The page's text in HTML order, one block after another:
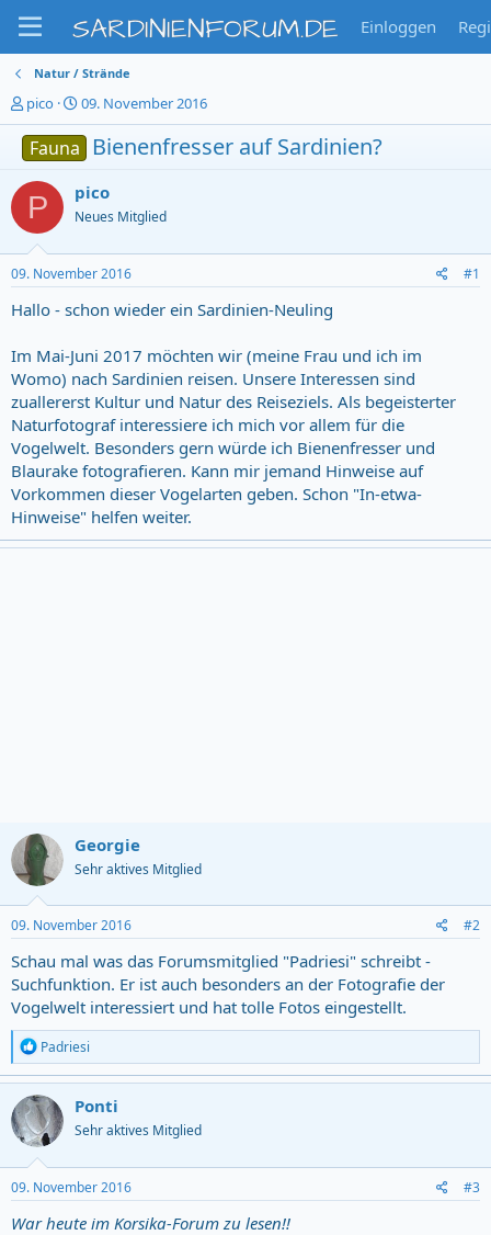
SARDINIENFORUM.DE Einloggen
Natur / Strände
T
h
e
m
e
n
s
a
r
e
pico
S
t
a
r
d
a
u
m
09. November 2016
Fauna Bienenfresser auf Sardinien?
P pico
Neues Mitglied
09. November 2016 #1
Hallo - schon wieder ein Sardinien-Neuling
Im Mai-Juni 2017 möchten wir (meine Frau und ich im
Womo) nach Sardinien reisen. Unsere Interessen sind
zuallererst Kultur und Natur des Reiseziels. Als begeisterter
Naturfotograf interessiere ich mich vor allem für die
Vogelwelt. Besonders gern würde ich Bienenfresser und
Blaurake fotografieren. Kann mir jemand Hinweise auf
Vorkommen dieser Vogelarten geben. Schon "In-etwa-
Hinweise" helfen weiter.
Georgie
Sehr aktives Mitglied
09. November 2016 #2
Schau mal was das Forumsmitglied "Padriesi" schreibt -
Suchfunktion. Er ist auch besonders an der Fotografie der
Vogelwelt interessiert und hat tolle Fotos eingestellt.
R
e
a
c
t
i
o
n
s
:
Padriesi
Ponti
Sehr aktives Mitglied
09. November 2016 #3
War heute im Korsika-Forum zu lesen!!